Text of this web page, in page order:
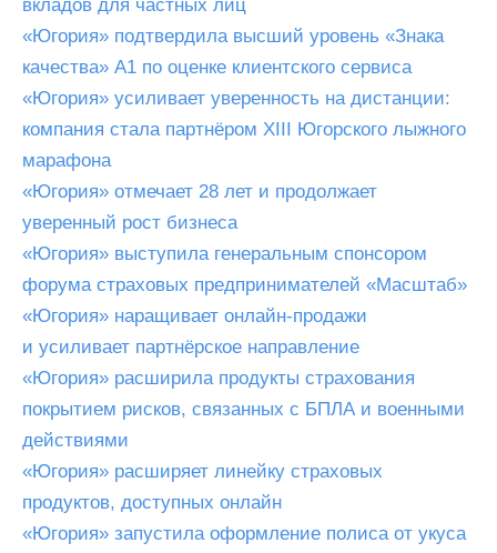
вкладов для частных лиц
«Югория» подтвердила высший уровень «Знака
качества» А1 по оценке клиентского сервиса
«Югория» усиливает уверенность на дистанции:
компания стала партнёром XIII Югорского лыжного
марафона
«Югория» отмечает 28 лет и продолжает
уверенный рост бизнеса
«Югория» выступила генеральным спонсором
форума страховых предпринимателей «Масштаб»
«Югория» наращивает онлайн-продажи
и усиливает партнёрское направление
«Югория» расширила продукты страхования
покрытием рисков, связанных с БПЛА и военными
действиями
«Югория» расширяет линейку страховых
продуктов, доступных онлайн
«Югория» запустила оформление полиса от укуса